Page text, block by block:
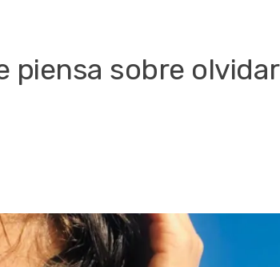
piensa sobre olvidar